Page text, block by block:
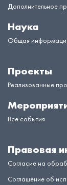
Дополнительное
Наука
Общая
Проекты
Реализованные
Все события
Правовая
Согласие на
Соглашение об